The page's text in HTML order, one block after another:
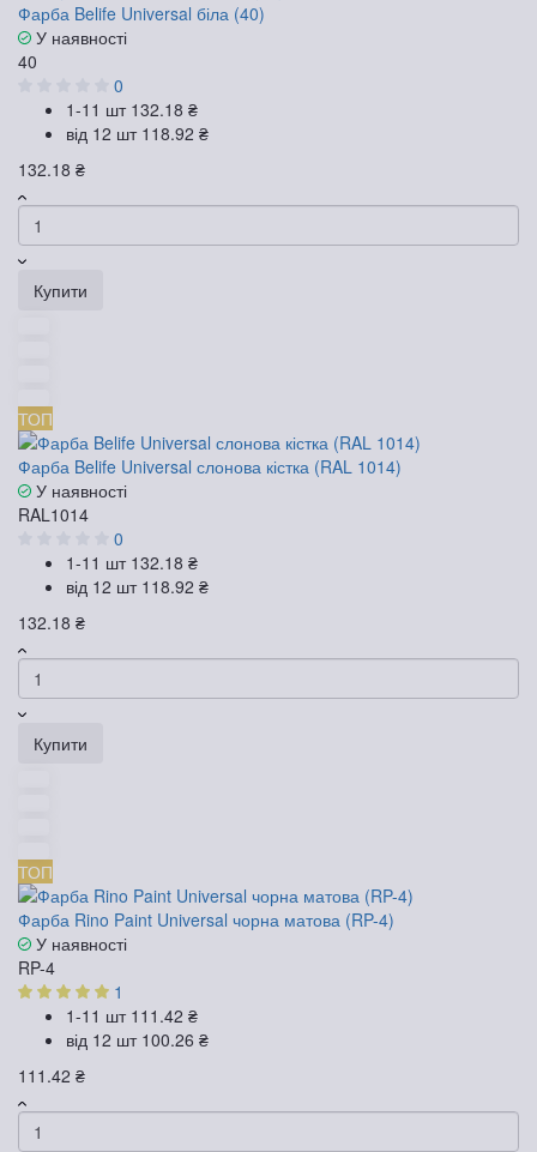
Фарба Belife Universal біла (40)
У наявності
40
0
1-11 шт 132.18 ₴
від 12 шт 118.92 ₴
132.18 ₴
Купити
ТОП
Фарба Belife Universal слонова кістка (RAL 1014)
У наявності
RAL1014
0
1-11 шт 132.18 ₴
від 12 шт 118.92 ₴
132.18 ₴
Купити
ТОП
Фарба Rino Paint Universal чорна матова (RP-4)
У наявності
RP-4
1
1-11 шт 111.42 ₴
від 12 шт 100.26 ₴
111.42 ₴